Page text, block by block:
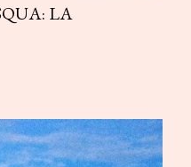
LA